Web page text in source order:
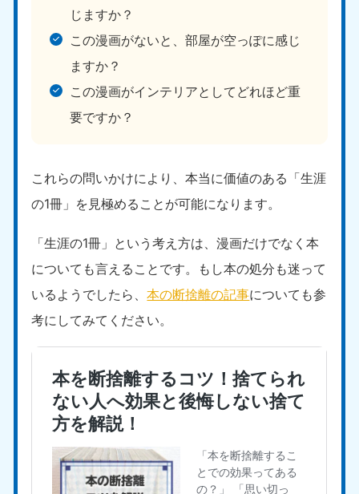
じますか？
この漫画がないと、部屋が空っぽに感じ
ますか？
この漫画がインテリアとしてどれほど重
要ですか？
これらの問いかけにより、本当に価値のある「生涯
の1冊」を見極めることが可能になります。
「生涯の1冊」という考え方は、漫画だけでなく本
についても言えることです。もし本の処分も迷って
いるようでしたら、本の断捨離の記事についても参
考にしてみてください。